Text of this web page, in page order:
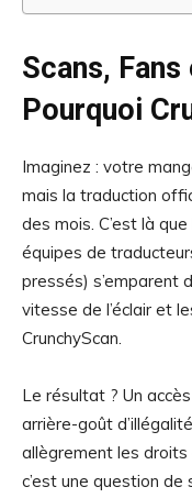
Scans,
Pourquoi
Imaginez : votre
mais la traduction
des mois. C’est là
équipes de
pressés) s’emparent
vitesse de l’éclair et
CrunchyScan.
Le résultat ? Un
arrière-goût
allègrement les droits
c’est une question